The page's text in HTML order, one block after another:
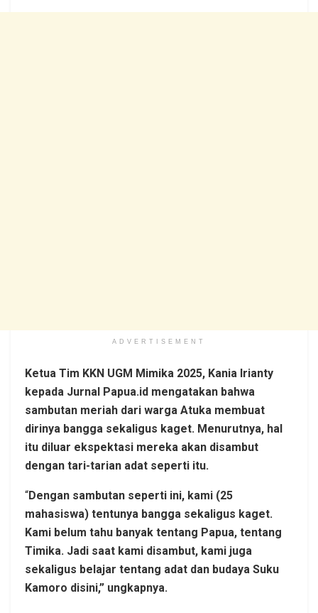
ADVERTISEMENT
Ketua Tim KKN UGM Mimika 2025, Kania Irianty
kepada Jurnal Papua.id mengatakan bahwa
sambutan meriah dari warga Atuka membuat
dirinya bangga sekaligus kaget. Menurutnya, hal
itu diluar ekspektasi mereka akan disambut
dengan tari-tarian adat seperti itu.
“Dengan sambutan seperti ini, kami (25
mahasiswa) tentunya bangga sekaligus kaget.
Kami belum tahu banyak tentang Papua, tentang
Timika. Jadi saat kami disambut, kami juga
sekaligus belajar tentang adat dan budaya Suku
Kamoro disini,” ungkapnya.